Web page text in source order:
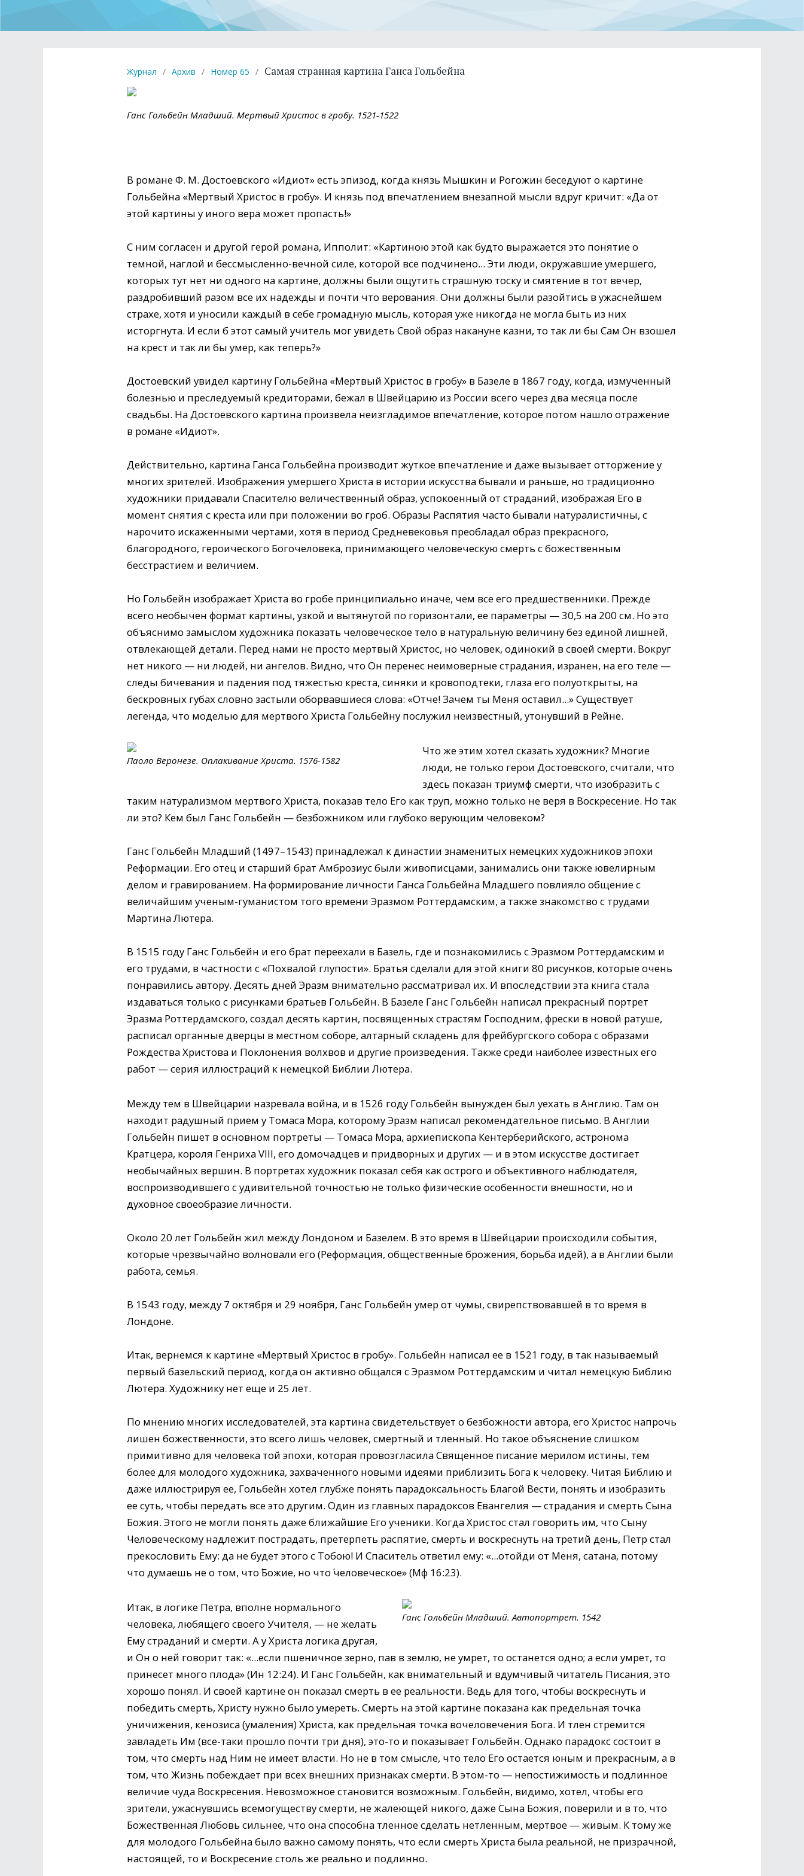
Журнал / Архив / Номер 65 / Самая странная картина Ганса Гольбейна
Ганс Гольбейн Младший. Мертвый Христос в гробу. 1521-1522
В романе Ф. М. Достоевского «Идиот» есть эпизод, когда князь Мышкин и Рогожин беседуют о картине
Гольбейна «Мертвый Христос в гробу». И князь под впечатлением внезапной мысли вдруг кричит: «Да от
этой картины у иного вера может пропасть!»
С ним согласен и другой герой романа, Ипполит: «Картиною этой как будто выражается это понятие о
темной, наглой и бессмысленно-вечной силе, которой все подчинено... Эти люди, окружавшие умершего,
которых тут нет ни одного на картине, должны были ощутить страшную тоску и смятение в тот вечер,
раздробивший разом все их надежды и почти что верования. Они должны были разойтись в ужаснейшем
страхе, хотя и уносили каждый в себе громадную мысль, которая уже никогда не могла быть из них
исторгнута. И если б этот самый учитель мог увидеть Свой образ накануне казни, то так ли бы Сам Он взошел
на крест и так ли бы умер, как теперь?»
Достоевский увидел картину Гольбейна «Мертвый Христос в гробу» в Базеле в 1867 году, когда, измученный
болезнью и преследуемый кредиторами, бежал в Швейцарию из России всего через два месяца после
свадьбы. На Достоевского картина произвела неизгладимое впечатление, которое потом нашло отражение
в романе «Идиот».
Действительно, картина Ганса Гольбейна производит жуткое впечатление и даже вызывает отторжение у
многих зрителей. Изображения умершего Христа в истории искусства бывали и раньше, но традиционно
художники придавали Спасителю величественный образ, успокоенный от страданий, изображая Его в
момент снятия с креста или при положении во гроб. Образы Распятия часто бывали натуралистичны, с
нарочито искаженными чертами, хотя в период Средневековья преобладал образ прекрасного,
благородного, героического Богочеловека, принимающего человеческую смерть с божественным
бесстрастием и величием.
Но Гольбейн изображает Христа во гробе принципиально иначе, чем все его предшественники. Прежде
всего необычен формат картины, узкой и вытянутой по горизонтали, ее параметры — 30,5 на 200 см. Но это
объяснимо замыслом художника показать человеческое тело в натуральную величину без единой лишней,
отвлекающей детали. Перед нами не просто мертвый Христос, но человек, одинокий в своей смерти. Вокруг
нет никого — ни людей, ни ангелов. Видно, что Он перенес неимоверные страдания, изранен, на его теле —
следы бичевания и падения под тяжестью креста, синяки и кровоподтеки, глаза его полуоткрыты, на
бескровных губах словно застыли оборвавшиеся слова: «Отче! Зачем ты Меня оставил...» Существует
легенда, что моделью для мертвого Христа Гольбейну послужил неизвестный, утонувший в Рейне.
Паоло Веронезе. Оплакивание Христа. 1576-1582
Что же этим хотел сказать художник? Многие
люди, не только герои Достоевского, считали, что
здесь показан триумф смерти, что изобразить с
таким натурализмом мертвого Христа, показав тело Его как труп, можно только не веря в Воскресение. Но так
ли это? Кем был Ганс Гольбейн — безбожником или глубоко верующим человеком?
Ганс Гольбейн Младший (1497– 1543) принадлежал к династии знаменитых немецких художников эпохи
Реформации. Его отец и старший брат Амброзиус были живописцами, занимались они также ювелирным
делом и гравированием. На формирование личности Ганса Гольбейна Младшего повлияло общение с
величайшим ученым-гуманистом того времени Эразмом Роттердамским, а также знакомство с трудами
Мартина Лютера.
В 1515 году Ганс Гольбейн и его брат переехали в Базель, где и познакомились с Эразмом Роттердамским и
его трудами, в частности с «Похвалой глупости». Братья сделали для этой книги 80 рисунков, которые очень
понравились автору. Десять дней Эразм внимательно рассматривал их. И впоследствии эта книга стала
издаваться только с рисунками братьев Гольбейн. В Базеле Ганс Гольбейн написал прекрасный портрет
Эразма Роттердамского, создал десять картин, посвященных страстям Господним, фрески в новой ратуше,
расписал органные дверцы в местном соборе, алтарный складень для фрейбургского собора с образами
Рождества Христова и Поклонения волхвов и другие произведения. Также среди наиболее известных его
работ — серия иллюстраций к немецкой Библии Лютера.
Между тем в Швейцарии назревала война, и в 1526 году Гольбейн вынужден был уехать в Англию. Там он
находит радушный прием у Томаса Мора, которому Эразм написал рекомендательное письмо. В Англии
Гольбейн пишет в основном портреты — Томаса Мора, архиепископа Кентерберийского, астронома
Кратцера, короля Генриха VIII, его домочадцев и придворных и других — и в этом искусстве достигает
необычайных вершин. В портретах художник показал себя как острого и объективного наблюдателя,
воспроизводившего с удивительной точностью не только физические особенности внешности, но и
духовное своеобразие личности.
Около 20 лет Гольбейн жил между Лондоном и Базелем. В это время в Швейцарии происходили события,
которые чрезвычайно волновали его (Реформация, общественные брожения, борьба идей), а в Англии были
работа, семья.
В 1543 году, между 7 октября и 29 ноября, Ганс Гольбейн умер от чумы, свирепствовавшей в то время в
Лондоне.
Итак, вернемся к картине «Мертвый Христос в гробу». Гольбейн написал ее в 1521 году, в так называемый
первый базельский период, когда он активно общался с Эразмом Роттердамским и читал немецкую Библию
Лютера. Художнику нет еще и 25 лет.
По мнению многих исследователей, эта картина свидетельствует о безбожности автора, его Христос напрочь
лишен божественности, это всего лишь человек, смертный и тленный. Но такое объяснение слишком
примитивно для человека той эпохи, которая провозгласила Священное писание мерилом истины, тем
более для молодого художника, захваченного новыми идеями приблизить Бога к человеку. Читая Библию и
даже иллюстрируя ее, Гольбейн хотел глубже понять парадоксальность Благой Вести, понять и изобразить
ее суть, чтобы передать все это другим. Один из главных парадоксов Евангелия — страдания и смерть Сына
Божия. Этого не могли понять даже ближайшие Его ученики. Когда Христос стал говорить им, что Сыну
Человеческому надлежит пострадать, претерпеть распятие, смерть и воскреснуть на третий день, Петр стал
прекословить Ему: да не будет этого с Тобою! И Спаситель ответил ему: «...отойди от Меня, сатана, потому
что думаешь не о том, что΄ Божие, но что΄ человеческое» (Мф 16:23).
Ганс Гольбейн Младший. Автопортрет. 1542
Итак, в логике Петра, вполне нормального
человека, любящего своего Учителя, — не желать
Ему страданий и смерти. А у Христа логика другая,
и Он о ней говорит так: «...если пшеничное зерно, пав в землю, не умрет, то останется одно; а если умрет, то
принесет много плода» (Ин 12:24). И Ганс Гольбейн, как внимательный и вдумчивый читатель Писания, это
хорошо понял. И своей картине он показал смерть в ее реальности. Ведь для того, чтобы воскреснуть и
победить смерть, Христу нужно было умереть. Смерть на этой картине показана как предельная точка
уничижения, кенозиса (умаления) Христа, как предельная точка вочеловечения Бога. И тлен стремится
завладеть Им (все-таки прошло почти три дня), это-то и показывает Гольбейн. Однако парадокс состоит в
том, что смерть над Ним не имеет власти. Но не в том смысле, что тело Его остается юным и прекрасным, а в
том, что Жизнь побеждает при всех внешних признаках смерти. В этом-то — непостижимость и подлинное
величие чуда Воскресения. Невозможное становится возможным. Гольбейн, видимо, хотел, чтобы его
зрители, ужаснувшись всемогуществу смерти, не жалеющей никого, даже Сына Божия, поверили и в то, что
Божественная Любовь сильнее, что она способна тленное сделать нетленным, мертвое — живым. К тому же
для молодого Гольбейна было важно самому понять, что если смерть Христа была реальной, не призрачной,
настоящей, то и Воскресение столь же реально и подлинно.